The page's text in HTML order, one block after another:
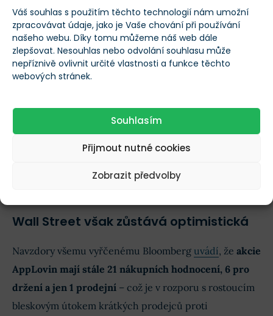
Váš souhlas s použitím těchto technologií nám umožní
zpracovávat údaje, jako je Vaše chování při používání
našeho webu. Díky tomu můžeme náš web dále
zlepšovat. Nesouhlas nebo odvolání souhlasu může
nepříznivě ovlivnit určité vlastnosti a funkce těchto
webových stránek.
Souhlasím
Přijmout nutné cookies
Zobrazit předvolby
Applovin / APP
$272,6 -42,37 %
XXX
Koupit akcie Applovin Corp!
Wall Street však zůstává optimistická
Navzdory všemu vyřčenému Bloomberg uvádí, že akcie
AppLovin mají stále 21 nákupních hodnocení, 6 pro
držení a jen 1 prodejní – což je v rozporu s rostoucím
bleskovým útokem krátkých prodejců proti